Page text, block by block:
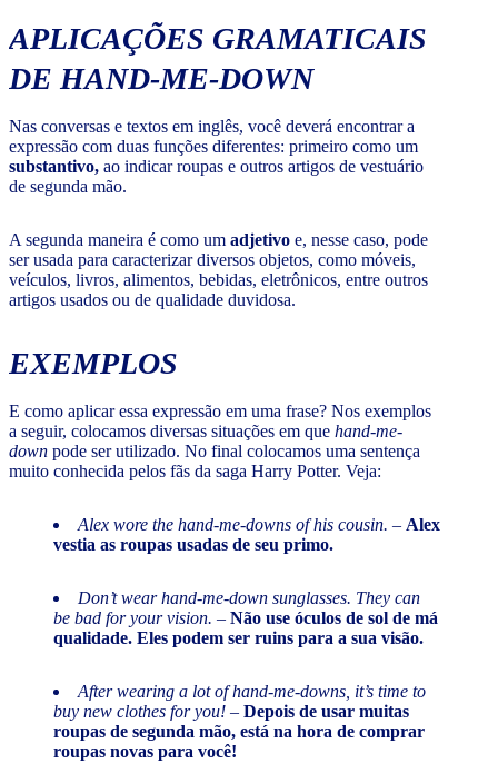
APLICAÇÕES GRAMATICAIS
DE HAND-ME-DOWN
Nas conversas e textos em inglês, você deverá encontrar a
expressão com duas funções diferentes: primeiro como um
substantivo, ao indicar roupas e outros artigos de vestuário
de segunda mão.
A segunda maneira é como um adjetivo e, nesse caso, pode
ser usada para caracterizar diversos objetos, como móveis,
veículos, livros, alimentos, bebidas, eletrônicos, entre outros
artigos usados ou de qualidade duvidosa.
EXEMPLOS
E como aplicar essa expressão em uma frase? Nos exemplos
a seguir, colocamos diversas situações em que hand-me-
down pode ser utilizado. No final colocamos uma sentença
muito conhecida pelos fãs da saga Harry Potter. Veja:
Alex wore the hand-me-downs of his cousin. – Alex
vestia as roupas usadas de seu primo.
Don’t wear hand-me-down sunglasses. They can
be bad for your vision. – Não use óculos de sol de má
qualidade. Eles podem ser ruins para a sua visão.
After wearing a lot of hand-me-downs, it’s time to
buy new clothes for you! – Depois de usar muitas
roupas de segunda mão, está na hora de comprar
roupas novas para você!